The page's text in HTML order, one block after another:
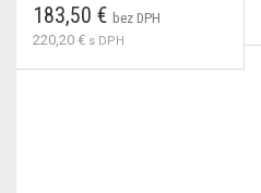
183,50 € bez DPH
220,20 € s DPH